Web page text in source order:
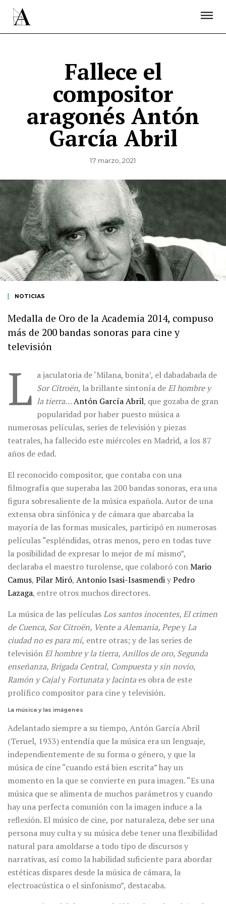
Fallece el
compositor
aragonés Antón
García Abril
17 marzo, 2021
NOTICIAS
Medalla de Oro de la Academia 2014, compuso
más de 200 bandas sonoras para cine y
televisión
L a jaculatoria de ‘Milana, bonita’, el dabadabada de
Sor Citroën, la brillante sintonía deEl hombre y
la tierra…Antón García Abril, que gozaba de gran
popularidad por haber puesto música a
numerosas películas, series de televisión y piezas
teatrales, ha fallecido este miércoles en Madrid, a los 87
años de edad.
El reconocido compositor, que contaba con una
filmografía que superaba las 200 bandas sonoras, era una
figura sobresaliente de la música española. Autor de una
extensa obra sinfónica y de cámara que abarcaba la
mayoría de las formas musicales, participó en numerosas
películas “espléndidas, otras menos, pero en todas tuve
la posibilidad de expresar lo mejor de mí mismo”,
declaraba el maestro turolense, que colaboró conMario
Camus, Pilar Miró, Antonio Isasi-IsasmendiyPedro
Lazaga, entre otros muchos directores.
La música de las películasLos santos inocentes, El crimen
de Cuenca, Sor Citroën, Vente a Alemania, PepeyLa
ciudad no es para mí, entre otras; y de las series de
televisiónEl hombre y la tierra, Anillos de oro, Segunda
enseñanza, Brigada Central, Compuesta y sin novio,
Ramón y CajalyFortunata y Jacinta es obra de este
prolífico compositor para cine y televisión.
La música y las imágenes
Adelantado siempre a su tiempo, Antón García Abril
(Teruel, 1933) entendía que la música era un lenguaje,
independientemente de su forma o género, y que la
música de cine “cuando está bien escrita” hay un
momento en la que se convierte en pura imagen. “Es una
música que se alimenta de muchos parámetros y cuando
hay una perfecta comunión con la imagen induce a la
reflexión. El músico de cine, por naturaleza, debe ser una
persona muy culta y su música debe tener una flexibilidad
natural para amoldarse a todo tipo de discursos y
narrativas, así como la habilidad suficiente para abordar
estéticas dispares desde la música de cámara, la
electroacústica o el sinfonismo”, destacaba.
ÚNETE A LA ACADEMIA DE CINE
NEWSLETTER